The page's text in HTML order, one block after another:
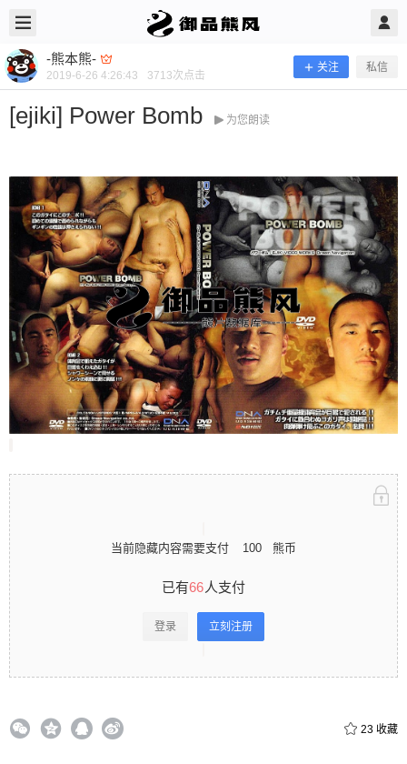
-熊本熊-
2019-6-26 4:26:43 3713次点击
关注 私信
[ejiki] Power Bomb 为您朗读
当前隐藏内容需要支付 100 熊币
已有66人支付
登录 立刻注册
23 收藏
-熊本熊- @ 御品熊风 2019/6/26
[ejiki] Power Bomb
当前隐藏内容需要支付100熊币 已有66人支付 登录
立刻注册 0 收藏
扫描二维码继续阅读